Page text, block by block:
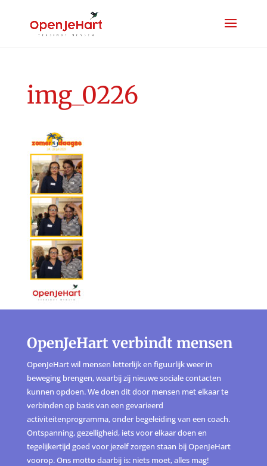
img_0226
OpenJeHart verbindt mensen
OpenJeHart wil mensen letterlijk en figuurlijk weer in
beweging brengen, waarbij zij nieuwe sociale contacten
kunnen opdoen. We doen dit door mensen met elkaar te
verbinden op basis van een gevarieerd
activiteitenprogramma, onder begeleiding van een coach.
Ontspanning, gezelligheid, iets voor elkaar doen en
tegelijkertijd goed voor jezelf zorgen staan bij OpenJeHart
voorop. Ons motto daarbij is: niets moet, alles mag!